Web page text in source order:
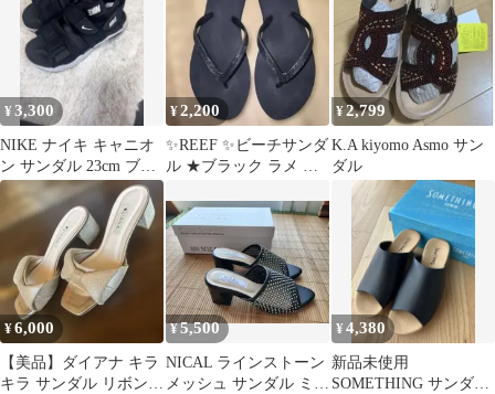
¥3,300
NIKE ナイキ キャニオ
ン サンダル 23cm ブラ
ック×ホワイト
¥2,200
✨REEF ✨ビーチサンダ
ル ★ブラック ラメ サ
¥2,799
K.A kiyomo Asmo サン
ダル
¥6,000
【美品】ダイアナ キラ
キラ サンダル リボン
¥5,500
NICAL ラインストーン
メッシュ サンダル ミュ
¥4,380
新品未使用
SOMETHING サンダル